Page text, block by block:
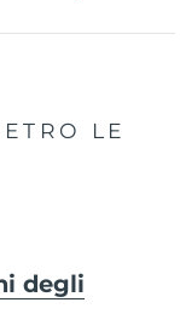
LE
degli